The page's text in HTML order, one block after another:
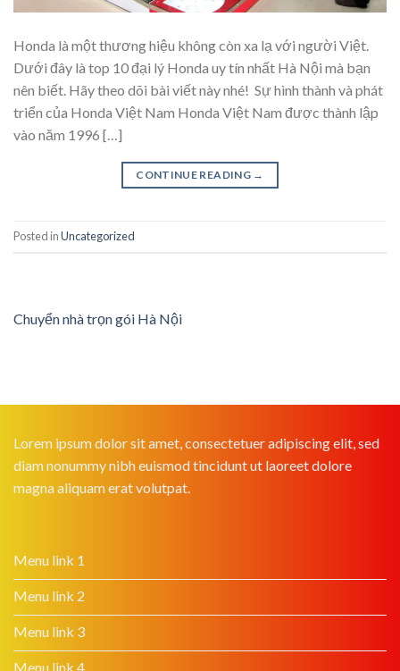
Honda là một thương hiệu không còn xa lạ với người Việt.
Dưới đây là top 10 đại lý Honda uy tín nhất Hà Nội mà bạn
nên biết. Hãy theo dõi bài viết này nhé! Sự hình thành và phát
triển của Honda Việt Nam Honda Việt Nam được thành lập
vào năm 1996 […]
CONTINUE READING →
Posted inUncategorized
Chuyển nhà trọn gói Hà Nội
Lorem ipsum dolor sit amet, consectetuer adipiscing elit, sed
diam nonummy nibh euismod tincidunt ut laoreet dolore
magna aliquam erat volutpat.
Menu link 1
Menu link 2
Menu link 3
Menu link 4